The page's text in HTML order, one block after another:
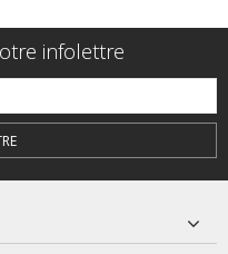
infolettre